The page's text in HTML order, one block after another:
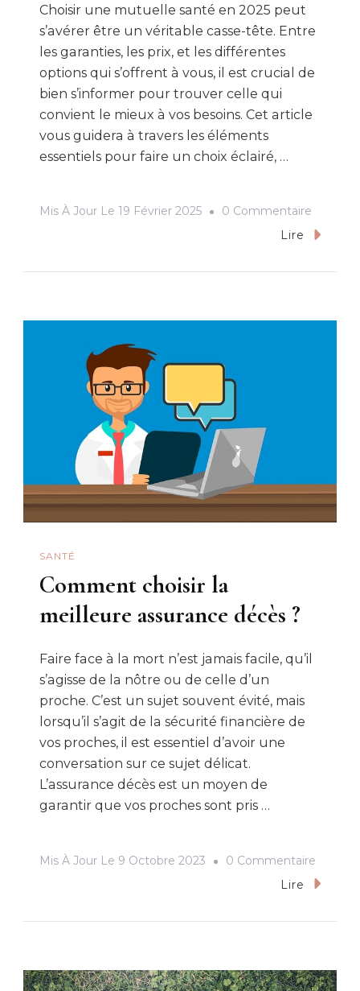
Choisir une mutuelle santé en 2025 peut
s’avérer être un véritable casse-tête. Entre
les garanties, les prix, et les différentes
options qui s’offrent à vous, il est crucial de
bien s’informer pour trouver celle qui
convient le mieux à vos besoins. Cet article
vous guidera à travers les éléments
essentiels pour faire un choix éclairé, …
Mis À Jour Le 19 Février 2025 0 Commentaire
Mutuelle
Lire
SANTÉ
Comment choisir la
meilleure assurance décès ?
Faire face à la mort n’est jamais facile, qu’il
s’agisse de la nôtre ou de celle d’un
proche. C’est un sujet souvent évité, mais
lorsqu’il s’agit de la sécurité financière de
vos proches, il est essentiel d’avoir une
conversation sur ce sujet délicat.
L’assurance décès est un moyen de
garantir que vos proches sont pris …
Mis À Jour Le 9 Octobre 2023 0 Commentaire
Lire